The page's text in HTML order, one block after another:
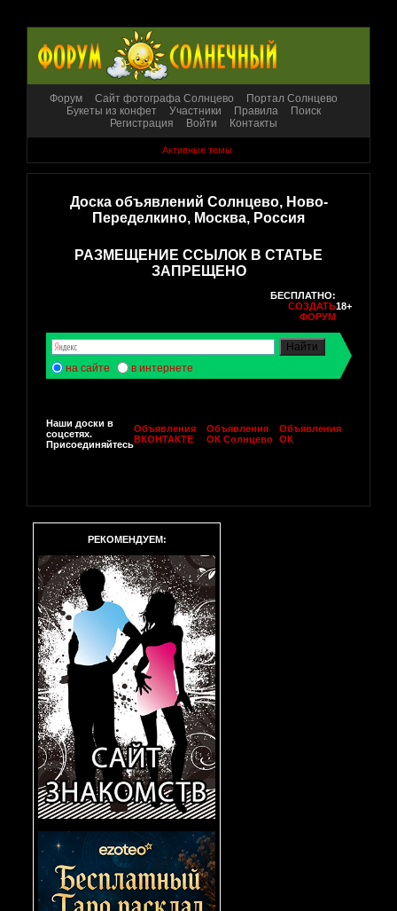
Форум Сайт фотографа Солнцево
Портал Солнцево
Букеты из конфет
Участники Правила
Поиск
Регистрация
Войти Контакты
Активные темы
Доска объявлений Солнцево, Ново-
Переделкино, Москва, Россия
РАЗМЕЩЕНИЕ ССЫЛОК В СТАТЬЕ
ЗАПРЕЩЕНО
БЕСПЛАТНО:
СОЗДАТЬ
ФОРУМ
18+
на сайте в интернете
Наши доски в
соцсетях.
Присоединяйтесь
Объявления
ВКОНТАКТЕ
Объявления
ОК Солнцево
Объявления
ОК
РЕКОМЕНДУЕМ: